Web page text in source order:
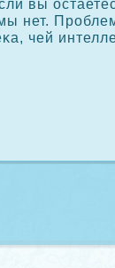
вы
нет.
чей